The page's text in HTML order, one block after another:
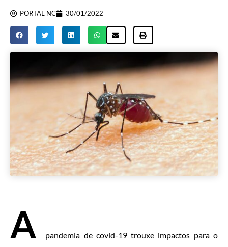
PORTAL NC 30/01/2022
A pandemia de covid-19 trouxe impactos para o